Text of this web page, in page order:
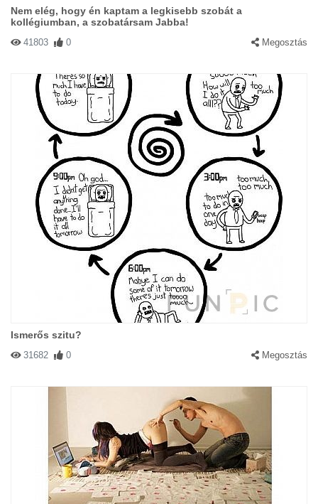
Nem elég, hogy én kaptam a legkisebb szobát a
kollégiumban, a szobatársam Jabba!
41803 0 Megosztás
Ismerős szitu?
31682 0 Megosztás